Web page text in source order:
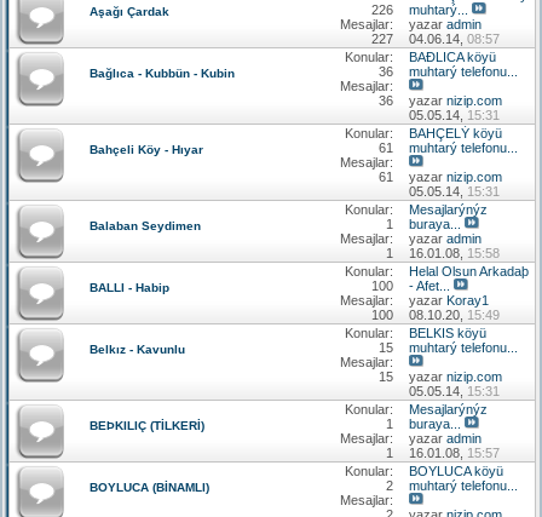
Aşağı Çardak
226
Mesajlar:
227
muhtarý...
yazar admin
04.06.14, 08:57
Bağlıca - Kubbün - Kubin
Konular:
36
Mesajlar:
36
BAÐLICA köyü
muhtarý telefonu...
yazar nizip.com
05.05.14, 15:31
Bahçeli Köy - Hıyar
Konular:
61
Mesajlar:
61
BAHÇELÝ köyü
muhtarý telefonu...
yazar nizip.com
05.05.14, 15:31
Balaban Seydimen
Konular:
1
Mesajlar:
1
Mesajlarýnýz
buraya...
yazar admin
16.01.08, 15:58
BALLI - Habip
Konular:
100
Mesajlar:
100
Helal Olsun Arkadaþ
- Afet...
yazar Koray1
08.10.20, 15:49
Belkız - Kavunlu
Konular:
15
Mesajlar:
15
BELKIS köyü
muhtarý telefonu...
yazar nizip.com
05.05.14, 15:31
BEÞKILIÇ (TİLKERİ)
Konular:
1
Mesajlar:
1
Mesajlarýnýz
buraya...
yazar admin
16.01.08, 15:57
BOYLUCA (BİNAMLI)
Konular:
2
Mesajlar:
2
BOYLUCA köyü
muhtarý telefonu...
yazar nizip.com